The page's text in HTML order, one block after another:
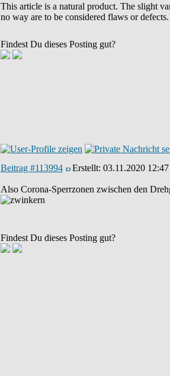
This article is a natural product. The slight
no way are to be considered flaws or defects.
Findest Du dieses Posting gut?
Beitrag #113994 Erstellt: 03.11.2020 12:47
Also Corona-Sperrzonen zwischen den
Findest Du dieses Posting gut?